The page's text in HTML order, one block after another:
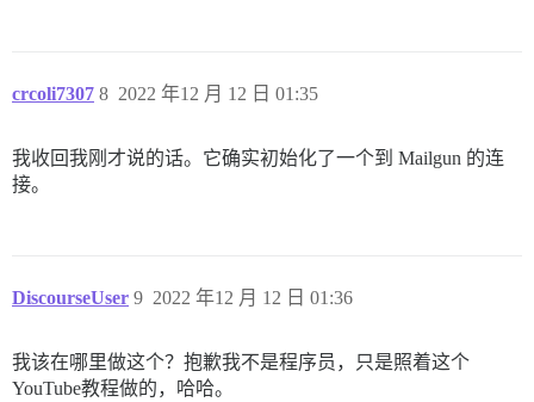
crcoli7307 2022 年12 月 12 日 01:35
8
我收回我刚才说的话。它确实初始化了一个到 Mailgun 的连
接。
DiscourseUser 2022 年12 月 12 日 01:36
9
我该在哪里做这个？抱歉我不是程序员，只是照着这个
YouTube教程做的，哈哈。